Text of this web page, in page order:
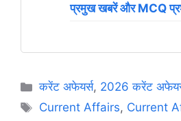
प्रमुख खबरें और MCQ
Categories
करेंट अफेयर्स, 2026 करेंट
Tags
Current Affairs, Current